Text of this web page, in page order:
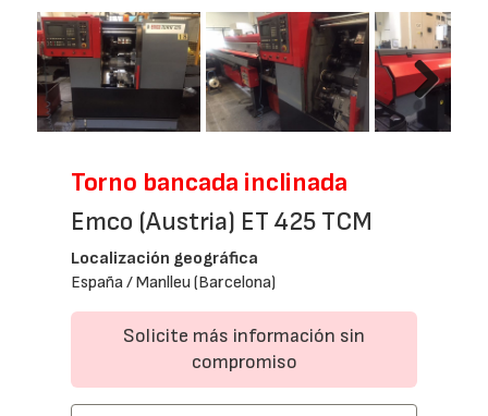
Next
Torno bancada inclinada
Emco (Austria) ET 425 TCM
Localización geográfica
España / Manlleu (Barcelona)
Solicite más información sin
compromiso